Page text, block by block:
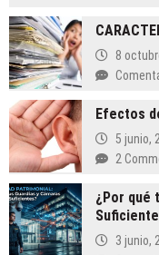
8
Efectos
5 junio,
2
¿Por qué
3 junio,